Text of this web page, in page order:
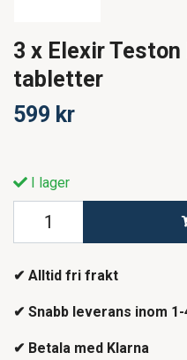
3 x Elexir
tabletter
599 kr
I lager
✔ Alltid fri frakt
✔ Snabb leverans inom
✔ Betala med Klarna